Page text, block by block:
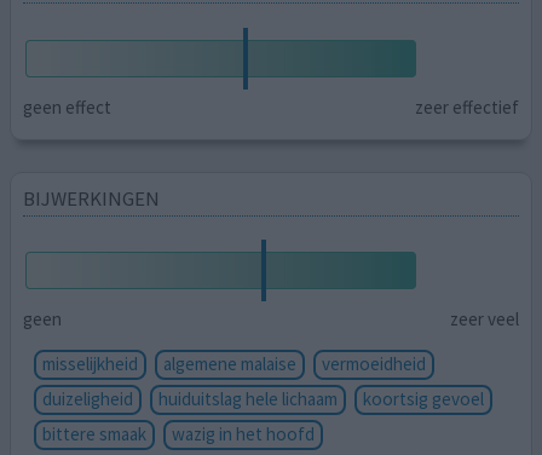
geen effect zeer effectief
BIJWERKINGEN
geen
zeer veel
misselijkheid
algemene malaise
vermoeidheid
duizeligheid
huiduitslag hele lichaam
koortsig gevoel
bittere smaak
wazig in het hoofd